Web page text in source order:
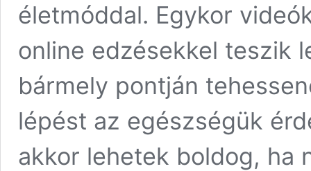
életmóddal. Egykor
online edzésekkel teszik
bármely pontján
lépést az egészségük
akkor lehetek boldog, ha